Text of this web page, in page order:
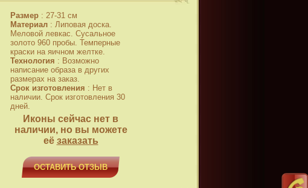
Размер : 27-31 см
Материал : Липовая доска.
Меловой левкас. Сусальное
золото 960 пробы. Темперные
краски на яичном желтке.
Технология : Возможно
написание образа в других
размерах на заказ.
Срок изготовления : Нет в
наличии. Срок изготовления 30
дней.
Иконы сейчас нет в
наличии, но вы можете
её заказать
ОСТАВИТЬ ОТЗЫВ